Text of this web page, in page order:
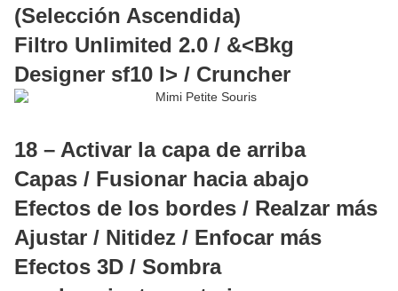
(Selección Ascendida)
Filtro Unlimited 2.0 / &<Bkg
Designer sf10 I> / Cruncher
18 – Activar la capa de arriba
Capas / Fusionar hacia abajo
Efectos de los bordes / Realzar más
Ajustar / Nitidez / Enfocar más
Efectos 3D / Sombra